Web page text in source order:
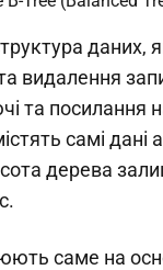
даних,
видалення
та посилання
самі
дерева
саме на